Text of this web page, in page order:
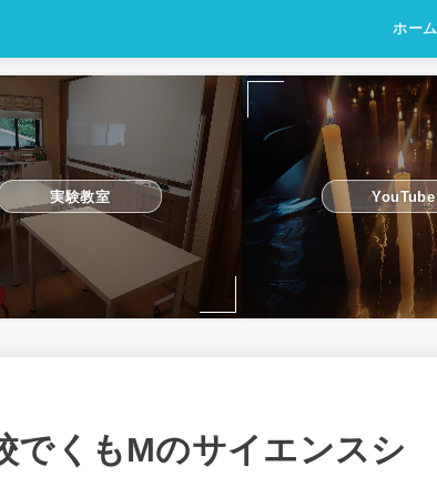
ホーム
実験教室 YouTube
でくもMのサイエンスシ